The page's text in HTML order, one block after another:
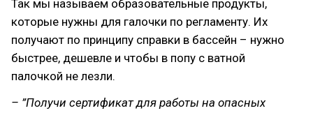
Так мы называем образовательные продукты,
которые нужны для галочки по регламенту. Их
получают по принципу справки в бассейн – нужно
быстрее, дешевле и чтобы в попу с ватной
палочкой не лезли.
– ”Получи сертификат для работы на опасных